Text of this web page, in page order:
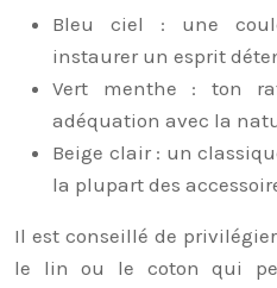
Bleu ciel : une
instaurer un esprit
Vert menthe : ton
adéquation avec la
Beige clair : un
la plupart des
Il est conseillé de
le lin ou le coton qui